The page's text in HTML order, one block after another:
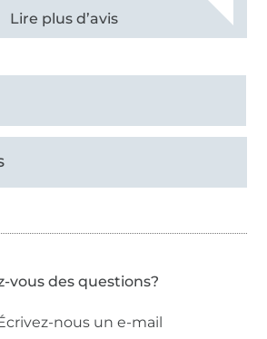
commentaires
vous des questions?
nous un e-mail